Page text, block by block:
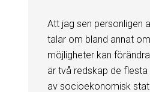
Att jag sen personligen
talar om bland annat
möjligheter kan
är två redskap de
av socioekonomisk